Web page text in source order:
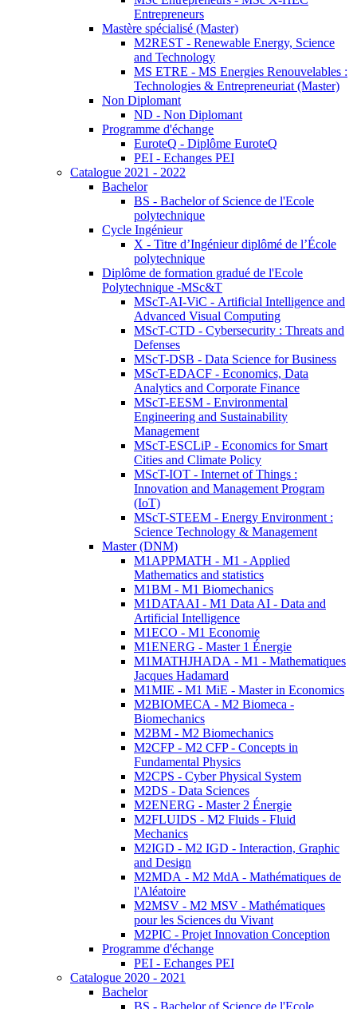
Entrepreneurs
Mastère spécialisé (Master)
M2REST - Renewable Energy, Science
and Technology
MS ETRE - MS Energies Renouvelables :
Technologies & Entrepreneuriat (Master)
Non Diplomant
ND - Non Diplomant
Programme d'échange
EuroteQ - Diplôme EuroteQ
PEI - Echanges PEI
Catalogue 2021 - 2022
Bachelor
BS - Bachelor of Science de l'Ecole
polytechnique
Cycle Ingénieur
X - Titre d’Ingénieur diplômé de l’École
polytechnique
Diplôme de formation gradué de l'Ecole
Polytechnique -MSc&T
MScT-AI-ViC - Artificial Intelligence and
Advanced Visual Computing
MScT-CTD - Cybersecurity : Threats and
Defenses
MScT-DSB - Data Science for Business
MScT-EDACF - Economics, Data
Analytics and Corporate Finance
MScT-EESM - Environmental
Engineering and Sustainability
Management
MScT-ESCLiP - Economics for Smart
Cities and Climate Policy
MScT-IOT - Internet of Things :
Innovation and Management Program
(IoT)
MScT-STEEM - Energy Environment :
Science Technology & Management
Master (DNM)
M1APPMATH - M1 - Applied
Mathematics and statistics
M1BM - M1 Biomechanics
M1DATAAI - M1 Data AI - Data and
Artificial Intelligence
M1ECO - M1 Economie
M1ENERG - Master 1 Énergie
M1MATHJHADA - M1 - Mathematiques
Jacques Hadamard
M1MIE - M1 MiE - Master in Economics
M2BIOMECA - M2 Biomeca -
Biomechanics
M2BM - M2 Biomechanics
M2CFP - M2 CFP - Concepts in
Fundamental Physics
M2CPS - Cyber Physical System
M2DS - Data Sciences
M2ENERG - Master 2 Énergie
M2FLUIDS - M2 Fluids - Fluid
Mechanics
M2IGD - M2 IGD - Interaction, Graphic
and Design
M2MDA - M2 MdA - Mathématiques de
l'Aléatoire
M2MSV - M2 MSV - Mathématiques
pour les Sciences du Vivant
M2PIC - Projet Innovation Conception
Programme d'échange
PEI - Echanges PEI
Catalogue 2020 - 2021
Bachelor
BS - Bachelor of Science de l'Ecole